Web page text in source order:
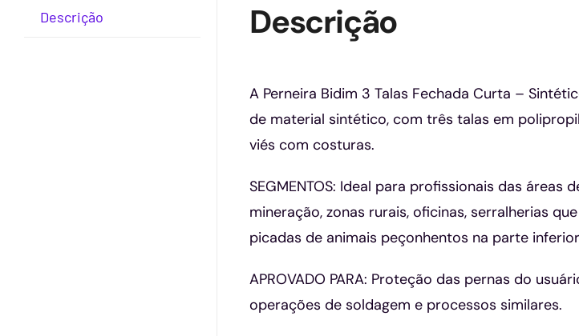
Descrição Descrição
A Perneira Bidim 3 Talas Fechada Curta –
de material sintético, com três talas em
viés com costuras.
SEGMENTOS: Ideal para profissionais das
mineração, zonas rurais, oficinas, serralherias
picadas de animais peçonhentos na parte
APROVADO PARA: Proteção das pernas do
operações de soldagem e processos similares.